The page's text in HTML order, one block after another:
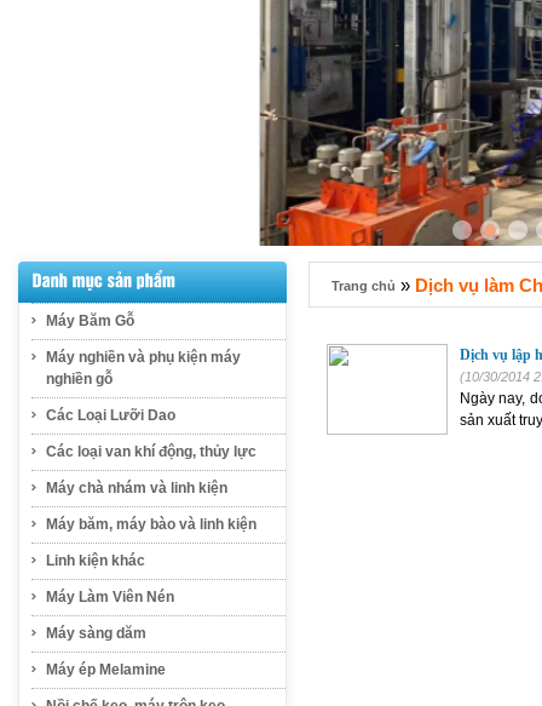
Máy Băm Gỗ
Máy nghiền và phụ kiện máy
nghiền gỗ
Các Loại Lưỡi Dao
Các loại van khí động, thủy lực
Máy chà nhám và linh kiện
Máy băm, máy bào và linh kiện
Linh kiện khác
Máy Làm Viên Nén
Máy sàng dăm
Máy ép Melamine
Trang chủ » Dịch vụ làm
Dịch vụ lập
(10/30/2014
Ngày nay,
sản xuất